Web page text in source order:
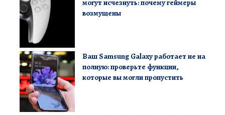
могут исчезнуть: почему геймеры
возмущены
Ваш Samsung Galaxy работает не на
полную: проверьте функции,
которые вы могли пропустить